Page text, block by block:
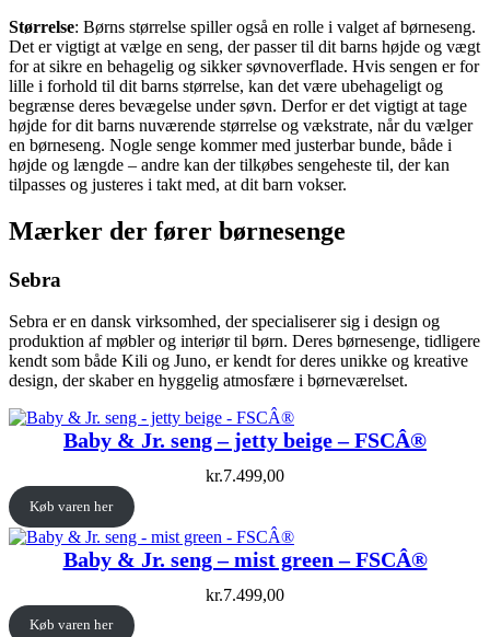
Størrelse: Børns størrelse spiller også en rolle i valget af børneseng.
Det er vigtigt at vælge en seng, der passer til dit barns højde og vægt
for at sikre en behagelig og sikker søvnoverflade. Hvis sengen er for
lille i forhold til dit barns størrelse, kan det være ubehageligt og
begrænse deres bevægelse under søvn. Derfor er det vigtigt at tage
højde for dit barns nuværende størrelse og vækstrate, når du vælger
en børneseng. Nogle senge kommer med justerbar bunde, både i
højde og længde – andre kan der tilkøbes sengeheste til, der kan
tilpasses og justeres i takt med, at dit barn vokser.
Mærker der fører børnesenge
Sebra
Sebra er en dansk virksomhed, der specialiserer sig i design og
produktion af møbler og interiør til børn. Deres børnesenge, tidligere
kendt som både Kili og Juno, er kendt for deres unikke og kreative
design, der skaber en hyggelig atmosfære i børneværelset.
Baby & Jr. seng – jetty beige – FSCÂ®
kr.7.499,00
Køb varen her
Baby & Jr. seng – mist green – FSCÂ®
kr.7.499,00
Køb varen her